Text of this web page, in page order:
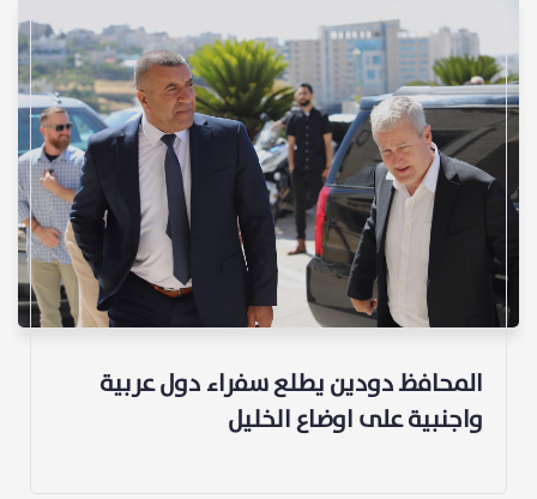
المحافظ دودين يطلع سفراء دول عربية
واجنبية على اوضاع الخليل